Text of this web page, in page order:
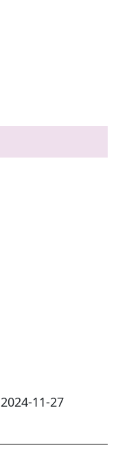
2024-11-27